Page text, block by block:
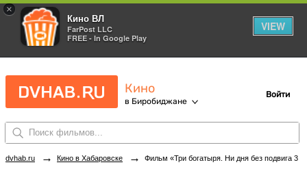
×
Кино ВЛ
FarPost LLC
FREE - In Google Play
VIEW
Кино
в Биробиджане
Войти
dvhab.ru → Кино в Хабаровске → Фильм «Три богатыря. Ни дня без подвига 3» в кинотеатрах Биробиджана. Купить билеты!